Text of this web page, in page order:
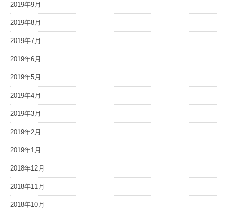
2019年9月
2019年8月
2019年7月
2019年6月
2019年5月
2019年4月
2019年3月
2019年2月
2019年1月
2018年12月
2018年11月
2018年10月